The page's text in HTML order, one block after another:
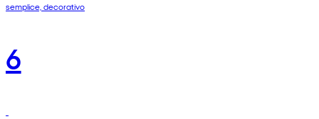
semplice, decorativo
6